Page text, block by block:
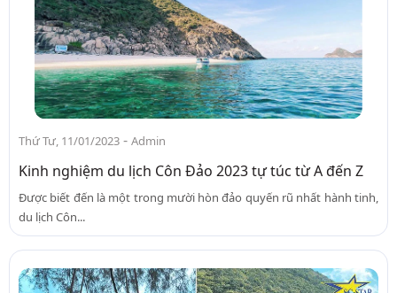
Thứ Tư, 11/01/2023 - Admin
Kinh nghiệm du lịch Côn Đảo 2023 tự túc từ A đến Z
Được biết đến là một trong mười hòn đảo quyến rũ nhất hành tinh,
du lịch Côn...